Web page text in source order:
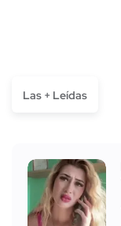
Las + Leídas